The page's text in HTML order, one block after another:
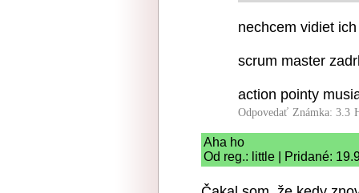
nechcem vidiet
scrum master
action pointy
Odpovedať Známka: 3.3
Aha ho
Od reg.: little | Pridané: